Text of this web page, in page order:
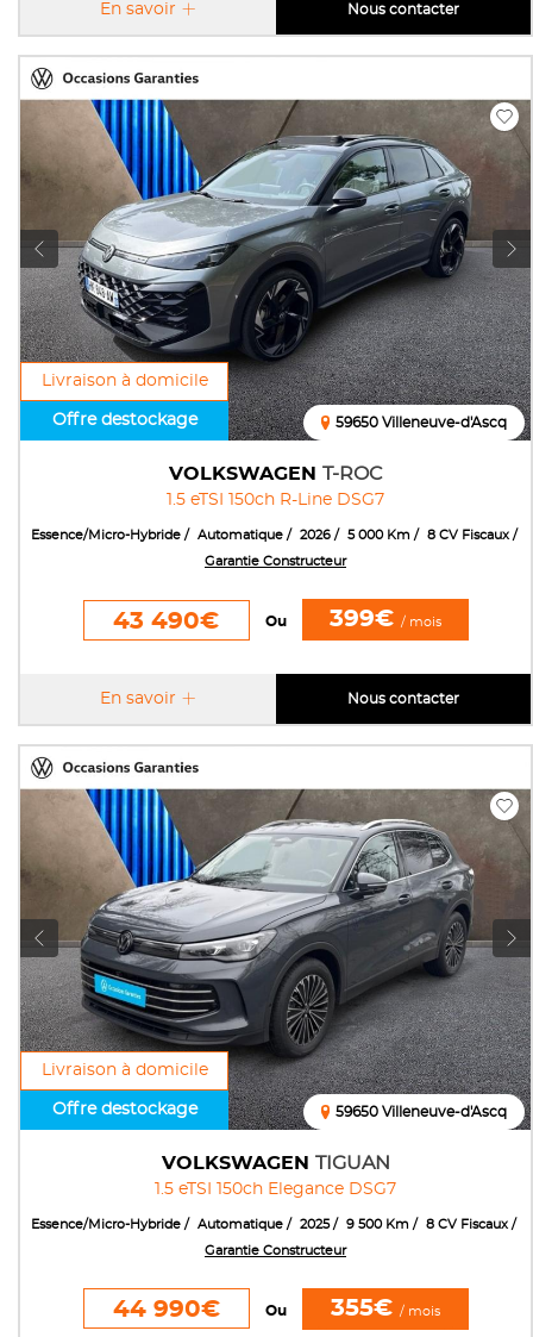
En savoir Nous contacter
Livraison à domicile
Offre destockage
VOLKSWAGEN T-ROC
1.5 eTSI 150ch R-Line DSG7
59650 Villeneuve-d'Ascq
Essence/Micro-Hybride Automatique 2026 5 000 Km
8 CV Fiscaux
Garantie Constructeur
43 490€ Ou 399€ / mois
En savoir Nous contacter
Livraison à domicile
Offre destockage
VOLKSWAGEN TIGUAN
1.5 eTSI 150ch Elegance DSG7
59650 Villeneuve-d'Ascq
Essence/Micro-Hybride Automatique 2025 9 500 Km
8 CV Fiscaux
Garantie Constructeur
44 990€ Ou 355€ / mois